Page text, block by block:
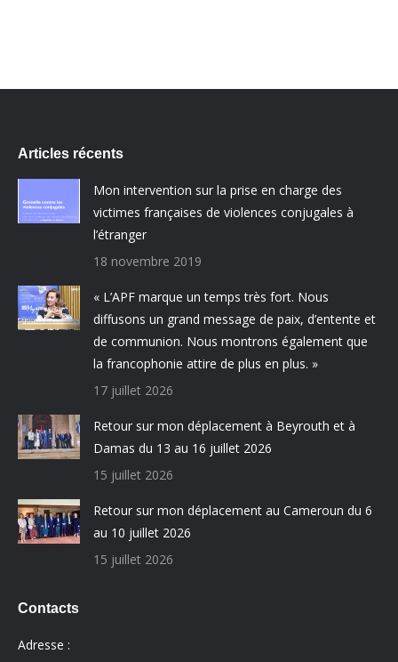
Articles récents
Mon intervention sur la prise en charge des
victimes françaises de violences conjugales à
l’étranger
18 novembre 2019
« L’APF marque un temps très fort. Nous
diffusons un grand message de paix, d’entente et
de communion. Nous montrons également que
la francophonie attire de plus en plus. »
17 juillet 2026
Retour sur mon déplacement à Beyrouth et à
Damas du 13 au 16 juillet 2026
15 juillet 2026
Retour sur mon déplacement au Cameroun du 6
au 10 juillet 2026
15 juillet 2026
Contacts
Adresse :